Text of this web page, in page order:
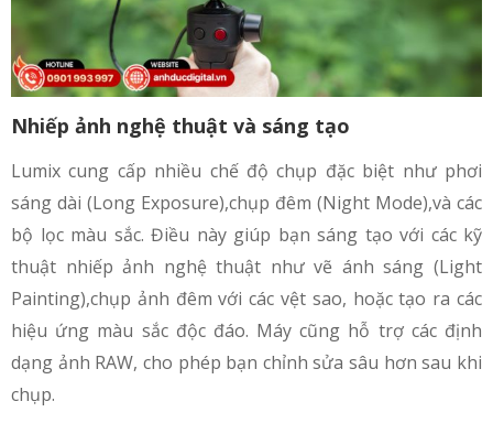
Nhiếp ảnh nghệ thuật và sáng tạo
Lumix cung cấp nhiều chế độ chụp đặc biệt như phơi
sáng dài (Long Exposure),chụp đêm (Night Mode),và các
bộ lọc màu sắc. Điều này giúp bạn sáng tạo với các kỹ
thuật nhiếp ảnh nghệ thuật như vẽ ánh sáng (Light
Painting),chụp ảnh đêm với các vệt sao, hoặc tạo ra các
hiệu ứng màu sắc độc đáo. Máy cũng hỗ trợ các định
dạng ảnh RAW, cho phép bạn chỉnh sửa sâu hơn sau khi
chụp.